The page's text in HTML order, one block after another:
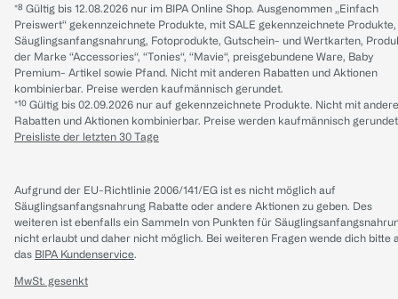
*⁸ Gültig bis 12.08.2026 nur im BIPA Online Shop. Ausgenommen „Einfach
Preiswert“ gekennzeichnete Produkte, mit SALE gekennzeichnete Produkte,
Säuglingsanfangsnahrung, Fotoprodukte, Gutschein- und Wertkarten,
der Marke “Accessories“, “Tonies“, “Mavie“, preisgebundene Ware, Baby
Premium- Artikel sowie Pfand. Nicht mit anderen Rabatten und Aktionen
kombinierbar. Preise werden kaufmännisch gerundet.
*¹⁰ Gültig bis 02.09.2026 nur auf gekennzeichnete Produkte. Nicht mit
Rabatten und Aktionen kombinierbar. Preise werden kaufmännisch
Preisliste der letzten 30 Tage
Aufgrund der EU-Richtlinie 2006/141/EG ist es nicht möglich auf
Säuglingsanfangsnahrung Rabatte oder andere Aktionen zu geben. Des
weiteren ist ebenfalls ein Sammeln von Punkten für
nicht erlaubt und daher nicht möglich. Bei weiteren Fragen wende dich bitte
das BIPA Kundenservice.
MwSt. gesenkt